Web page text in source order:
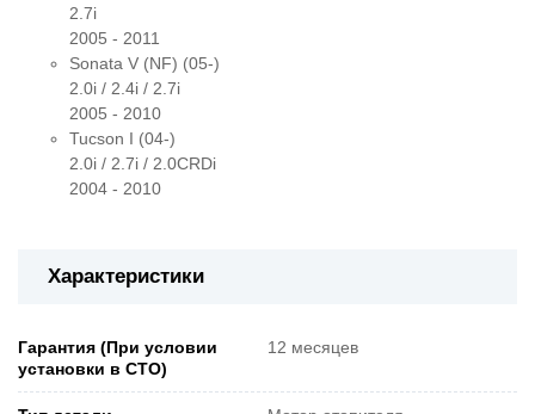
2.7i
2005 - 2011
Sonata V (NF) (05-)
2.0i / 2.4i / 2.7i
2005 - 2010
Tucson I (04-)
2.0i / 2.7i / 2.0CRDi
2004 - 2010
Характеристики
Гарантия (При условии
установки в СТО)
12 месяцев